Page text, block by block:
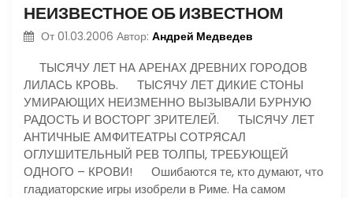
НЕИЗВЕСТНОЕ ОБ ИЗВЕСТНОМ
От 01.03.2006 Автор: Андрей Медведев
ТЫСЯЧУ ЛЕТ НА АРЕНАХ ДРЕВНИХ ГОРОДОВ
ЛИЛАСЬ КРОВЬ. ТЫСЯЧУ ЛЕТ ДИКИЕ СТОНЫ
УМИРАЮЩИХ НЕИЗМЕННО ВЫЗЫВАЛИ БУРНУЮ
РАДОСТЬ И ВОСТОРГ ЗРИТЕЛЕЙ. ТЫСЯЧУ ЛЕТ
АНТИЧНЫЕ АМФИТЕАТРЫ СОТРЯСАЛ
ОГЛУШИТЕЛЬНЫЙ РЕВ ТОЛПЫ, ТРЕБУЮЩЕЙ
ОДНОГО – КРОВИ! Ошибаются те, кто думают, что
гладиаторские игры изобрели в Риме. На самом